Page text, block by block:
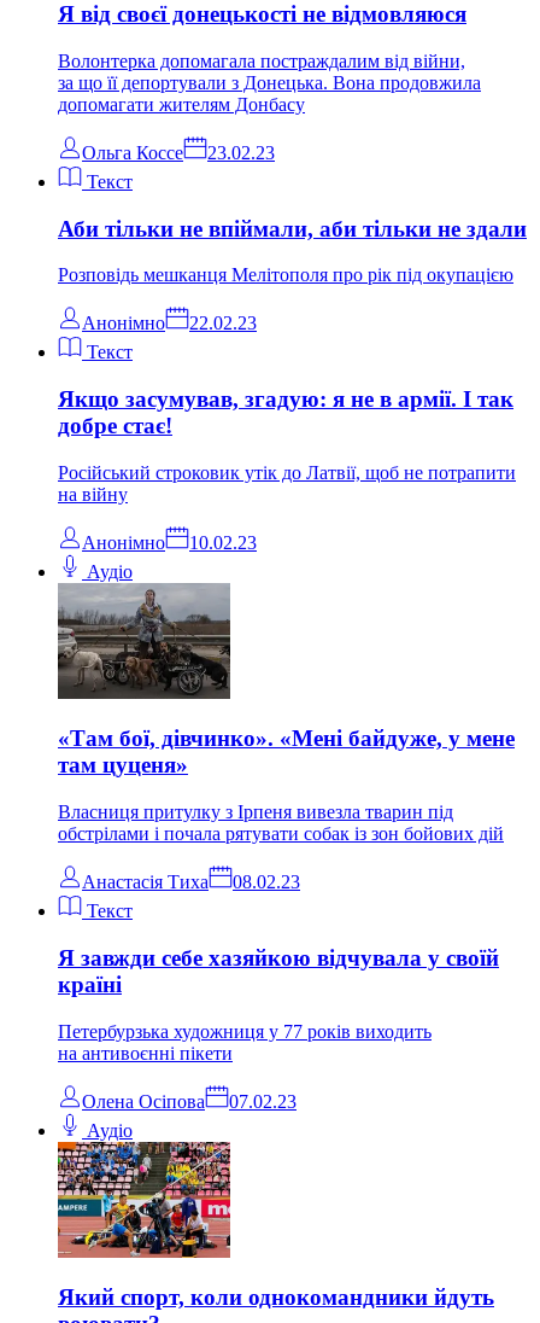
Я від своєї донецькості не відмовляюся
Волонтерка допомагала постраждалим від війни,
за що її депортували з Донецька. Вона продовжила
допомагати жителям Донбасу
Ольга Коссе
23.02.23
Текст
Аби тільки не впіймали, аби тільки не здали
Розповідь мешканця Мелітополя про рік під окупацією
Анонімно
22.02.23
Текст
Якщо засумував, згадую: я не в армії. І так
добре стає!
Російський строковик утік до Латвії, щоб не потрапити
на війну
Анонімно
10.02.23
Аудіо
«Там бої, дівчинко». «Мені байдуже, у мене
там цуценя»
Власниця притулку з Ірпеня вивезла тварин під
обстрілами і почала рятувати собак із зон бойових дій
Анастасія Тиха
08.02.23
Текст
Я завжди себе хазяйкою відчувала у своїй
країні
Петербурзька художниця у 77 років виходить
на антивоєнні пікети
Олена Осіпова
07.02.23
Аудіо
Який спорт, коли однокомандники йдуть